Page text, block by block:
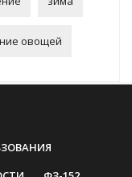
овощей